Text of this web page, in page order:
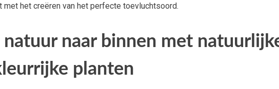
met het creëren van het perfecte toevluchtsoord.
natuur naar binnen met
planten